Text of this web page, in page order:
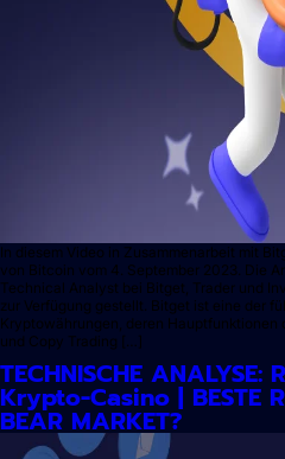
In diesem Video in Zusammenarbeit mit
von Bitcoin vom 4. September 2023. Die
Technical Analyst bei Bitget, Trader und
zur Verfügung gestellt. Bitget ist eine der
Kryptowährungen, deren Hauptfunktionen
und Copy Trading […]
TECHNISCHE
Krypto-Casino | BESTE
BEAR MARKET?